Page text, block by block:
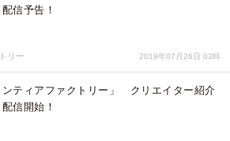
信予告！
リー 2019年07月26日 03時
ンティアファクトリー」 クリエイター紹介
信開始！